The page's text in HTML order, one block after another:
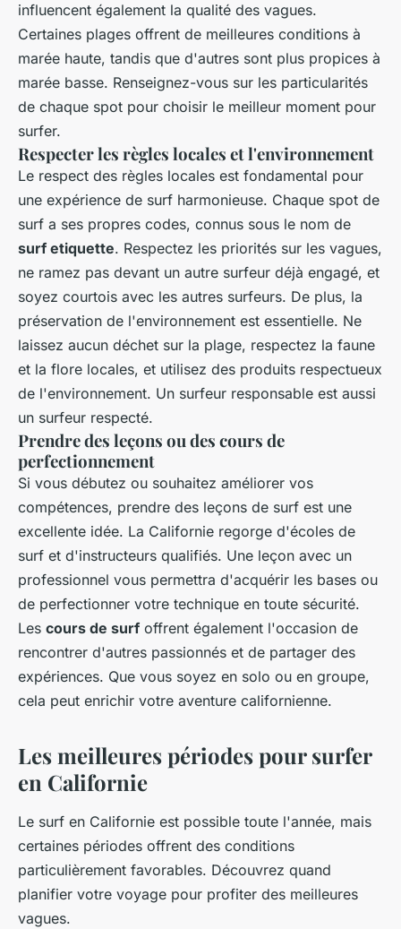
influencent également la qualité des vagues.
Certaines plages offrent de meilleures conditions à
marée haute, tandis que d'autres sont plus propices à
marée basse. Renseignez-vous sur les particularités
de chaque spot pour choisir le meilleur moment pour
surfer.
Respecter les règles locales et l'environnement
Le respect des règles locales est fondamental pour
une expérience de surf harmonieuse. Chaque spot de
surf a ses propres codes, connus sous le nom de
surf etiquette. Respectez les priorités sur les vagues,
ne ramez pas devant un autre surfeur déjà engagé, et
soyez courtois avec les autres surfeurs. De plus, la
préservation de l'environnement est essentielle. Ne
laissez aucun déchet sur la plage, respectez la faune
et la flore locales, et utilisez des produits respectueux
de l'environnement. Un surfeur responsable est aussi
un surfeur respecté.
Prendre des leçons ou des cours de
perfectionnement
Si vous débutez ou souhaitez améliorer vos
compétences, prendre des leçons de surf est une
excellente idée. La Californie regorge d'écoles de
surf et d'instructeurs qualifiés. Une leçon avec un
professionnel vous permettra d'acquérir les bases ou
de perfectionner votre technique en toute sécurité.
Les cours de surf offrent également l'occasion de
rencontrer d'autres passionnés et de partager des
expériences. Que vous soyez en solo ou en groupe,
cela peut enrichir votre aventure californienne.
Les meilleures périodes pour surfer
en Californie
Le surf en Californie est possible toute l'année, mais
certaines périodes offrent des conditions
particulièrement favorables. Découvrez quand
planifier votre voyage pour profiter des meilleures
vagues.